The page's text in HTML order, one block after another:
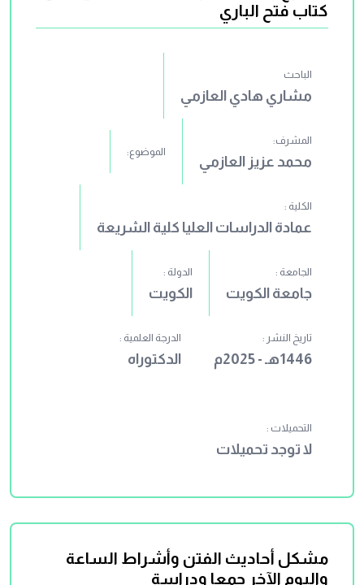
كتاب فتح الباري
الباحث
مشاري هادي العازمي
المشرف:
محمد عزيز العازمي
الموضوع:
الكلية :
عمادة الدراسات العليا كلية الشريعة
الجامعة :
جامعة الكويت
الدولة :
الكويت
تاريخ النشر :
1446هـ - 2025م
الدرجة العلمية :
الدكتوراه
التحميلات :
لا توجد تحميلات
مشكل أحاديث الفتن وأشراط الساعة
واليوم الآخر جمعا ودراسة